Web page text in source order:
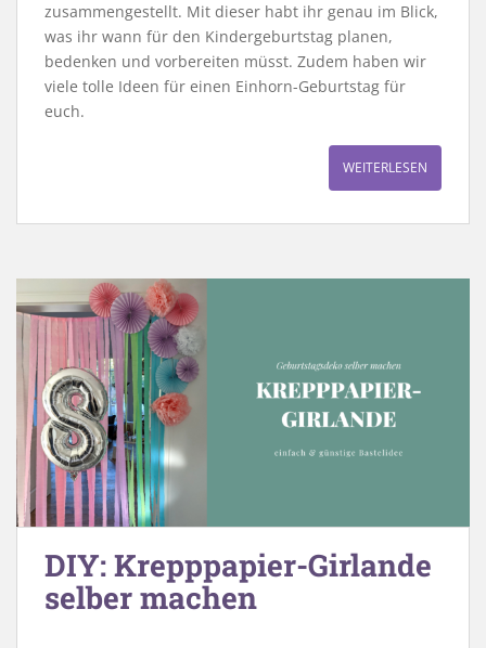
zusammengestellt. Mit dieser habt ihr genau im Blick,
was ihr wann für den Kindergeburtstag planen,
bedenken und vorbereiten müsst. Zudem haben wir
viele tolle Ideen für einen Einhorn-Geburtstag für
euch.
WEITERLESEN
DIY: Krepppapier-Girlande
selber machen